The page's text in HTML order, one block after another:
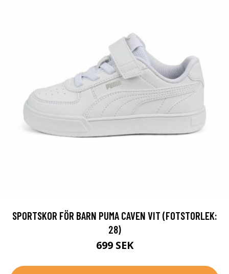
SPORTSKOR FÖR BARN PUMA CAVEN VIT (FOTSTORLEK:
28)
699 SEK